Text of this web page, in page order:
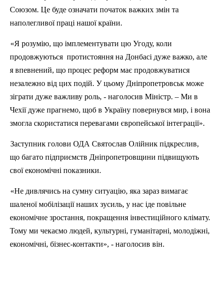
Союзом. Це буде означати початок важких змін та
наполегливої праці нашої країни.
«Я розумію, що імплементувати цю Угоду, коли
продовжуються протистояння на Донбасі дуже важко, але
я впевнений, що процес реформ має продовжуватися
незалежно від цих подій. У цьому Дніпропетровськ може
зіграти дуже важливу роль, - наголосив Міністр. – Ми в
Чехії дуже прагнемо, щоб в Україну повернувся мир, і вона
змогла скористатися перевагами європейської інтеграції».
Заступник голови ОДА Святослав Олійник підкреслив,
що багато підприємств Дніпропетровщини підвищують
свої економічні показники.
«Не дивлячись на сумну ситуацію, яка зараз вимагає
шаленої мобілізації наших зусиль, у нас іде повільне
економічне зростання, покращення інвестиційного клімату.
Тому ми чекаємо людей, культурні, гуманітарні, молодіжні,
економічні, бізнес-контакти», - наголосив він.